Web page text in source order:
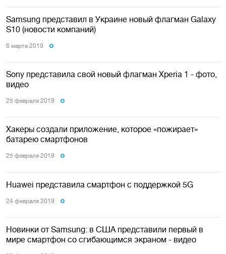
Samsung представил в Украине новый флагман Galaxy
S10 (новости компаний)
6 марта 2019
Sony представила свой новый флагман Xperia 1 - фото,
видео
25 февраля 2019
Хакеры создали приложение, которое «пожирает»
батарею смартфонов
25 февраля 2019
Huawei представила смартфон с поддержкой 5G
24 февраля 2019
Новинки от Samsung: в США представили первый в
мире смартфон со сгибающимся экраном - видео